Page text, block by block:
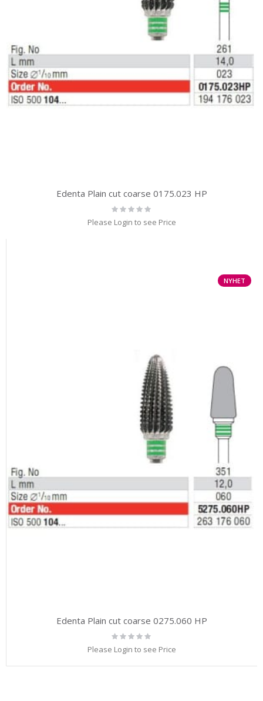
Edenta Plain cut coarse 0175.023 HP
Rating:
0%
Please Login to see Price
NYHET
Edenta Plain cut coarse 0275.060 HP
Rating:
0%
Please Login to see Price